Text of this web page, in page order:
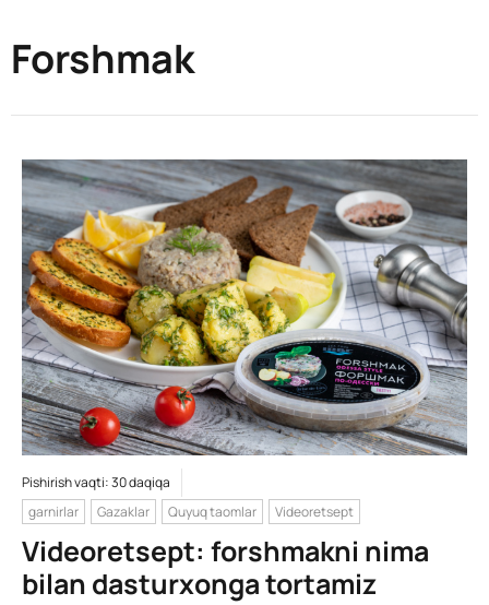
Forshmak
Pishirish vaqti: 30 daqiqa
garnirlar
Gazaklar Quyuq taomlar Videoretsept
Videoretsept: forshmakni nima
bilan dasturxonga tortamiz